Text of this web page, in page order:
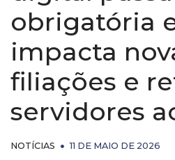
Estatuto
Diretoria
Executiva
Conselho
Fiscal
Conselho
de Gestão
Vídeos
Sindy
obrigatória
impacta
filiações e
servidores
NOTÍCIAS 11 DE MAIO DE 2026